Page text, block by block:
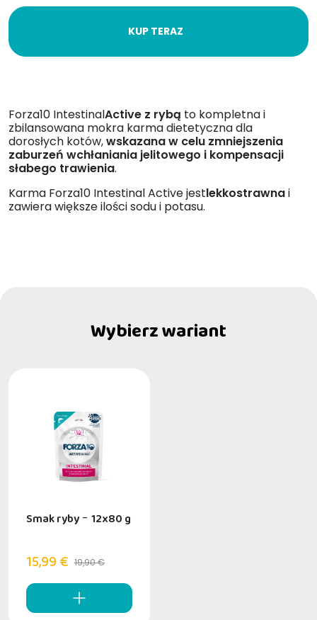
KUP TERAZ
Forza10 IntestinalActive z rybą to kompletna i
zbilansowana mokra karma dietetyczna dla
dorosłych kotów,wskazana w celu zmniejszenia
zaburzeń wchłaniania jelitowego i kompensacji
słabego trawienia.
Karma Forza10 Intestinal Active jestlekkostrawnai
zawiera większe ilości sodu i potasu.
Wybierz wariant
Smak ryby - 12x80 g
15,99 € 19,90 €